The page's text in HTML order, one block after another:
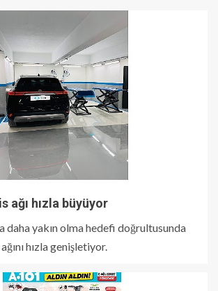
ağı hızla büyüyor
daha yakın olma hedefi doğrultusunda
hızla genişletiyor.